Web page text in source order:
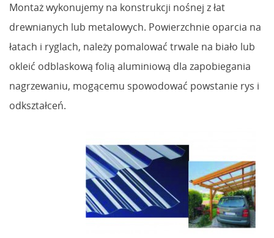
Montaż wykonujemy na konstrukcji nośnej z łat
drewnianych lub metalowych. Powierzchnie oparcia na
łatach i ryglach, należy pomalować trwale na biało lub
okleić odblaskową folią aluminiową dla zapobiegania
nagrzewaniu, mogącemu spowodować powstanie rys i
odkształceń.